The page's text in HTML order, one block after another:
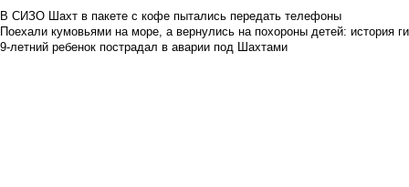
В СИЗО Шахт в пакете с кофе пытались передать телефоны
Поехали кумовьями на море, а вернулись на похороны детей: история
9-летний ребенок пострадал в аварии под Шахтами